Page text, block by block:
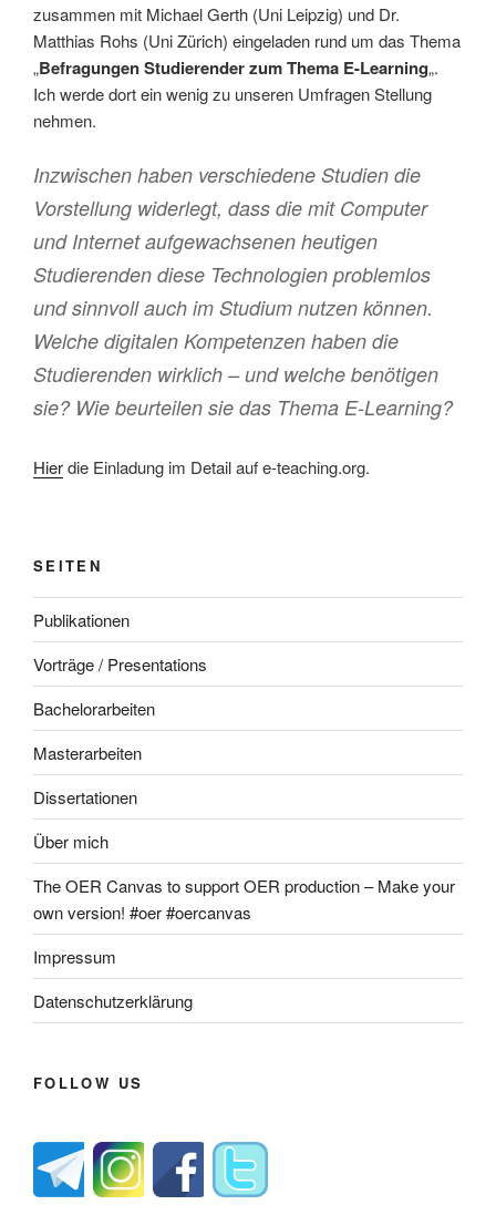
zusammen mit Mi­chael Gerth (Uni Leipzig) und Dr.
Matthias Rohs (Uni Zü­rich) eingeladen rund um das Thema
„Befragungen Studierender zum Thema E-Learning„.
Ich werde dort ein wenig zu unseren Umfragen Stellung
nehmen.
Inzwischen haben verschiedene Studien die
Vorstellung widerlegt, dass die mit Computer
und Internet aufgewachsenen heutigen
Studierenden diese Technologien problemlos
und sinnvoll auch im Studium nutzen können.
Welche digitalen Kompetenzen haben die
Studierenden wirklich – und welche benötigen
sie? Wie beurteilen sie das Thema E-Learning?
Hierdie Einladung im Detail auf e-teaching.org.
SEITEN
Publikationen
Vorträge / Presentations
Bachelorarbeiten
Masterarbeiten
Dissertationen
Über mich
The OER Canvas to support OER production – Make your
own version! #oer #oercanvas
Impressum
Datenschutzerklärung
FOLLOW US